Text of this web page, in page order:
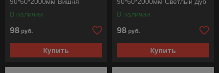
В наличии
98 руб.
Купить
В наличии
98 руб.
Купить